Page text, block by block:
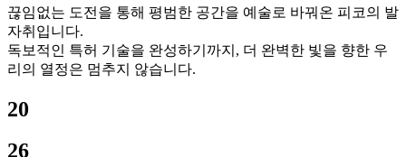
끊임없는 도전을 통해 평범한 공간을 예술로 바꿔온 피코의 발
자취입니다.
독보적인 특허 기술을 완성하기까지, 더 완벽한 빛을 향한 우
리의 열정은 멈추지 않습니다.
20
26